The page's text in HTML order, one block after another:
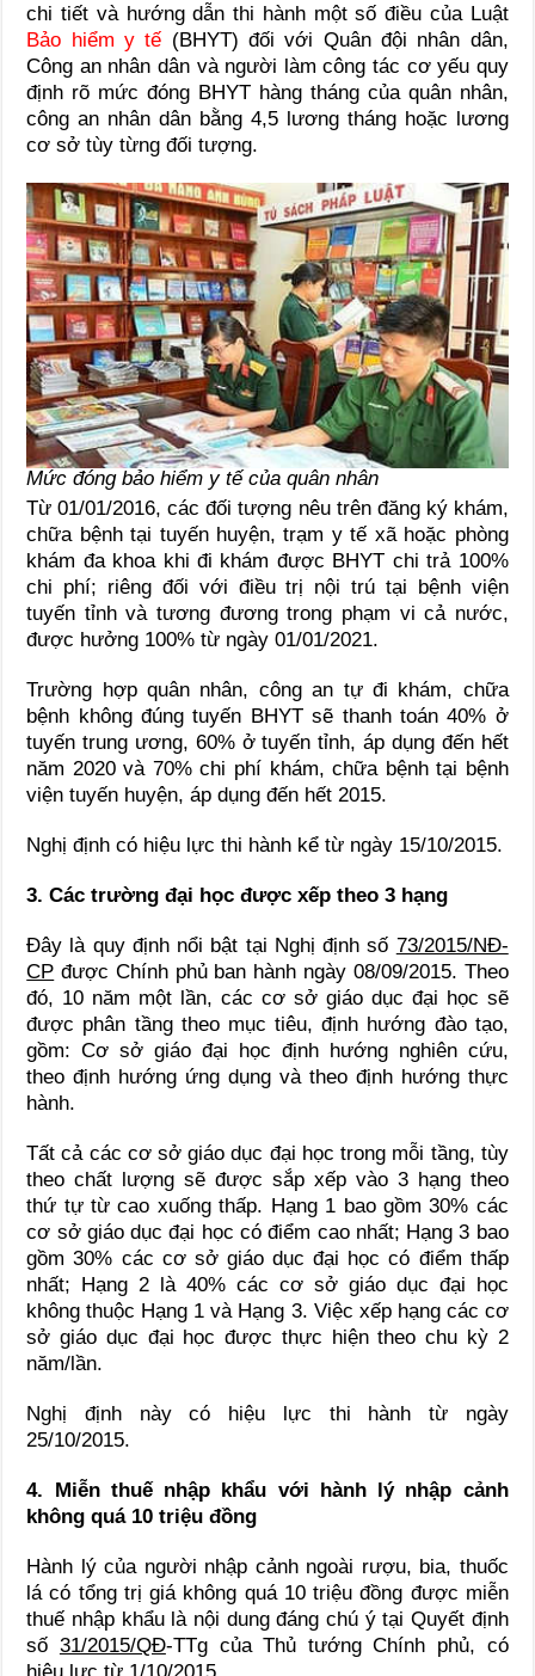
chi tiết và hướng dẫn thi hành một số điều của Luật
Bảo hiểm y tế (BHYT) đối với Quân đội nhân dân,
Công an nhân dân và người làm công tác cơ yếu quy
định rõ mức đóng BHYT hàng tháng của quân nhân,
công an nhân dân bằng 4,5 lương tháng hoặc lương
cơ sở tùy từng đối tượng.
Mức đóng bảo hiểm y tế của quân nhân
Từ 01/01/2016, các đối tượng nêu trên đăng ký khám,
chữa bệnh tại tuyến huyện, trạm y tế xã hoặc phòng
khám đa khoa khi đi khám được BHYT chi trả 100%
chi phí; riêng đối với điều trị nội trú tại bệnh viện
tuyến tỉnh và tương đương trong phạm vi cả nước,
được hưởng 100% từ ngày 01/01/2021.
Trường hợp quân nhân, công an tự đi khám, chữa
bệnh không đúng tuyến BHYT sẽ thanh toán 40% ở
tuyến trung ương, 60% ở tuyến tỉnh, áp dụng đến hết
năm 2020 và 70% chi phí khám, chữa bệnh tại bệnh
viện tuyến huyện, áp dụng đến hết 2015.
Nghị định có hiệu lực thi hành kể từ ngày 15/10/2015.
3. Các trường đại học được xếp theo 3 hạng
Đây là quy định nổi bật tại Nghị định số 73/2015/NĐ-
CP được Chính phủ ban hành ngày 08/09/2015. Theo
đó, 10 năm một lần, các cơ sở giáo dục đại học sẽ
được phân tầng theo mục tiêu, định hướng đào tạo,
gồm: Cơ sở giáo đại học định hướng nghiên cứu,
theo định hướng ứng dụng và theo định hướng thực
hành.
Tất cả các cơ sở giáo dục đại học trong mỗi tầng, tùy
theo chất lượng sẽ được sắp xếp vào 3 hạng theo
thứ tự từ cao xuống thấp. Hạng 1 bao gồm 30% các
cơ sở giáo dục đại học có điểm cao nhất; Hạng 3 bao
gồm 30% các cơ sở giáo dục đại học có điểm thấp
nhất; Hạng 2 là 40% các cơ sở giáo dục đại học
không thuộc Hạng 1 và Hạng 3. Việc xếp hạng các cơ
sở giáo dục đại học được thực hiện theo chu kỳ 2
năm/lần.
Nghị định này có hiệu lực thi hành từ ngày
25/10/2015.
4. Miễn thuế nhập khẩu với hành lý nhập cảnh
không quá 10 triệu đồng
Hành lý của người nhập cảnh ngoài rượu, bia, thuốc
lá có tổng trị giá không quá 10 triệu đồng được miễn
thuế nhập khẩu là nội dung đáng chú ý tại Quyết định
số 31/2015/QĐ-TTg của Thủ tướng Chính phủ, có